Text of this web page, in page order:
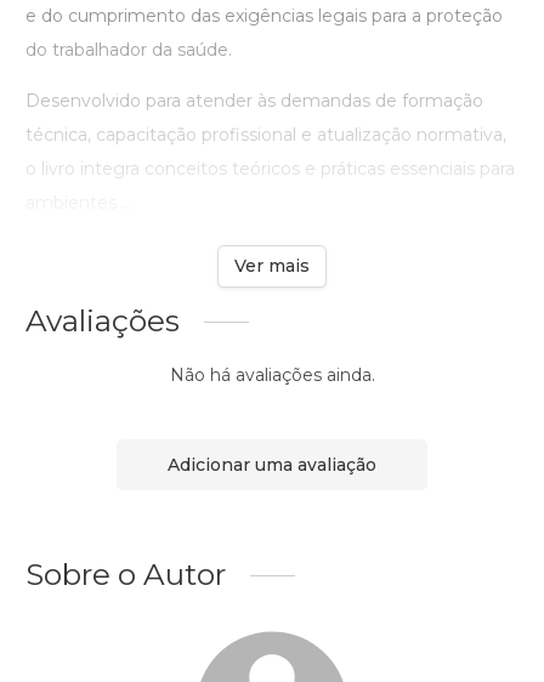
e do cumprimento das exigências legais para a proteção
do trabalhador da saúde.
Desenvolvido para atender às demandas de formação
técnica, capacitação profissional e atualização normativa,
o livro integra conceitos teóricos e práticas essenciais para
Ver mais
Avaliações
Não há avaliações ainda.
Adicionar uma avaliação
Sobre o Autor